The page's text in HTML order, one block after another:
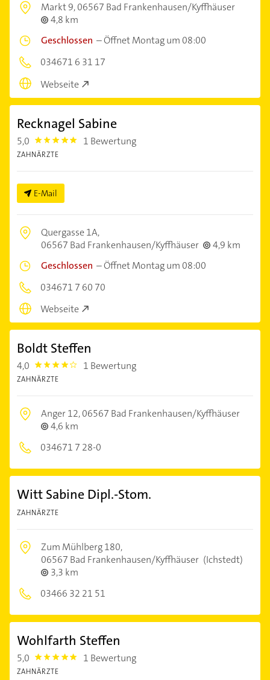
Markt 9,06567 Bad Frankenhausen/Kyffhäuser
4,8 km
Geschlossen –Öffnet Montag um 08:00
034671 6 31 17
Webseite
Recknagel Sabine
5,0 5.0 1 Bewertung
ZAHNÄRZTE
E-Mail
Quergasse 1A,
06567 Bad Frankenhausen/Kyffhäuser
4,9 km
Geschlossen –Öffnet Montag um 08:00
034671 7 60 70
Webseite
Boldt Steffen
4,0 4.0 1 Bewertung
ZAHNÄRZTE
Anger 12,06567 Bad Frankenhausen/Kyffhäuser
4,6 km
034671 7 28-0
Witt Sabine Dipl.-Stom.
ZAHNÄRZTE
Zum Mühlberg 180,
06567 Bad Frankenhausen/Kyffhäuser (Ichstedt)
3,3 km
03466 32 21 51
Wohlfarth Steffen
5,0 5.0 1 Bewertung
ZAHNÄRZTE